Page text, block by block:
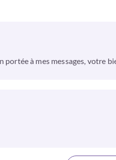
à mes messages, votre